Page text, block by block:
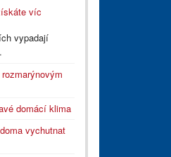
víc
vypadají
domácí klima
vychutnat